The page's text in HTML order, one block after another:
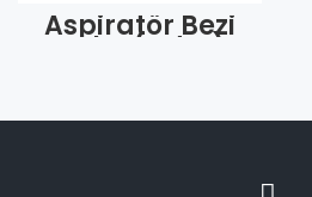
Aspiratör Bezi
Kalın (Adet)